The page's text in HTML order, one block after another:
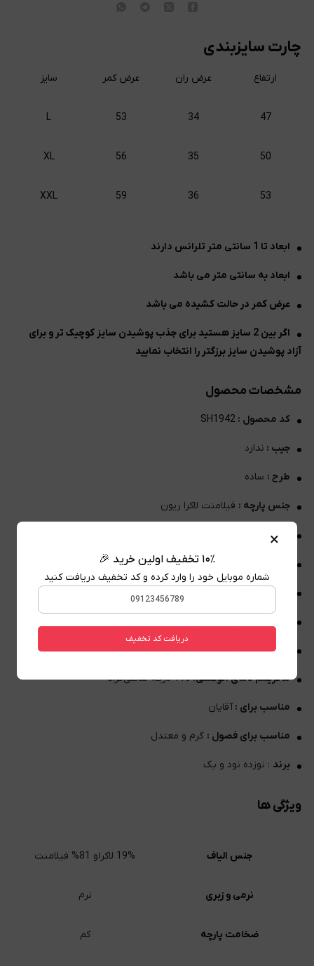
چارت سایزبندی
ارتفاع عرض ران عرض کمر سایز
47
34
53
L
50
35
56
XL
53
36
59
XXL
ابعاد تا 1 سانتی متر تلرانس دارند
ابعاد به سانتی متر می باشد
عرض کمر در حالت کشیده می باشد
اگر بین 2 سایز هستید برای جذب پوشیدن سایز کوچیک تر و برای
آزاد پوشیدن سایز برزگتر را انتخاب نمایید
مشخصات محصول
کد محصول : SH1942
جیب : ندارد
طرح : ساده
جنس پارچه : فیلامنت لاکرا ریون
نحوه بسته‌شدن :
نوع شستشو:
ماکزیمم دمای شستشو :30 درجه سانتی‌گراد
ماکزیمم دمای اتوکشی:110 درجه سانتی‌گراد
مناسب برای :آقایان
مناسب برای فصول : گرم و معتدل
برند : نوزده نود و یک
ویژگی ها
جنس الیاف 19% لاکرا و 81% فیلامنت
نرمی و زبری نرم
ضخامت پارچه کم
×
۱۰٪ تخفیف اولین خرید 🎉
شماره موبایل خود را وارد کرده و کد تخفیف دریافت کنید
دریافت کد تخفیف